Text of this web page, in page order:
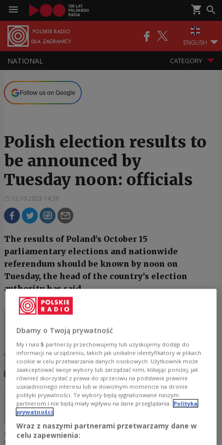
ENGLISH
NATIONAL CATEGORY
Follow us on Google
Polish election results to
be announced by
Tuesday noon: officials
12.10.2023 14:30
The results of Poland's October 15
parliamentary elections and nationwide
referendum should be known by noon on
Tuesday, the head of the country’s election
authority has said.
Sylwester Marciniak (centre), the head of Poland's State Electoral
Commission (PKW)
Dbamy o Twoją prywatność
My i nasi5 partnerzy przechowujemy lub uzyskujemy dostęp do
informacji na urządzeniu, takich jak unikalne identyfikatory w plikach
cookie w celu przetwarzania danych osobowych. Użytkownik może
zaakceptować swoje wybory lub zarządzać nimi, klikając poniżej, jak
również skorzystać z prawa do sprzeciwu na podstawie prawnie
uzasadnionego interesu lub w dowolnym momencie na stronie
polityki prywatności. Te wybory będą sygnalizowane naszym
partnerom i nie będą miały wpływu na dane przeglądania. Polityka
prywatności
Wraz z naszymi partnerami przetwarzamy dane w
celu zapewnienia: